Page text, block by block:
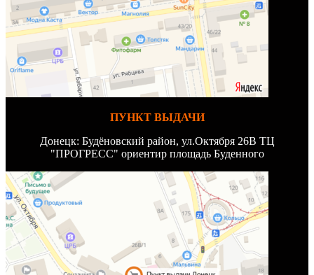
ПУНКТ ВЫДАЧИ
Донецк: Будёновский район, ул.Октября 26В ТЦ
"ПРОГРЕСС" ориентир площадь Буденного